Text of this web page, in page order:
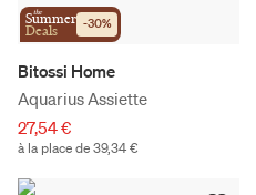
the
Summer
Deals -30%
Bitossi Home
Aquarius Assiette
27,54 €
à la place de 39,34 €